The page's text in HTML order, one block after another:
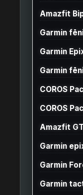
Amazfit
Garmin
Garmin
Garmin
COROS
COROS
Amazfit
Garmin
Garmin
Garmin